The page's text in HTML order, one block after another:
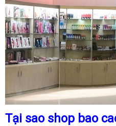
Tại sao shop bao